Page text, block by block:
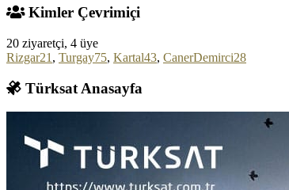
Kimler Çevrimiçi
20 ziyaretçi, 4 üye
Rizgar21 , Turgay75, Kartal43, CanerDemirci28
Türksat Anasayfa